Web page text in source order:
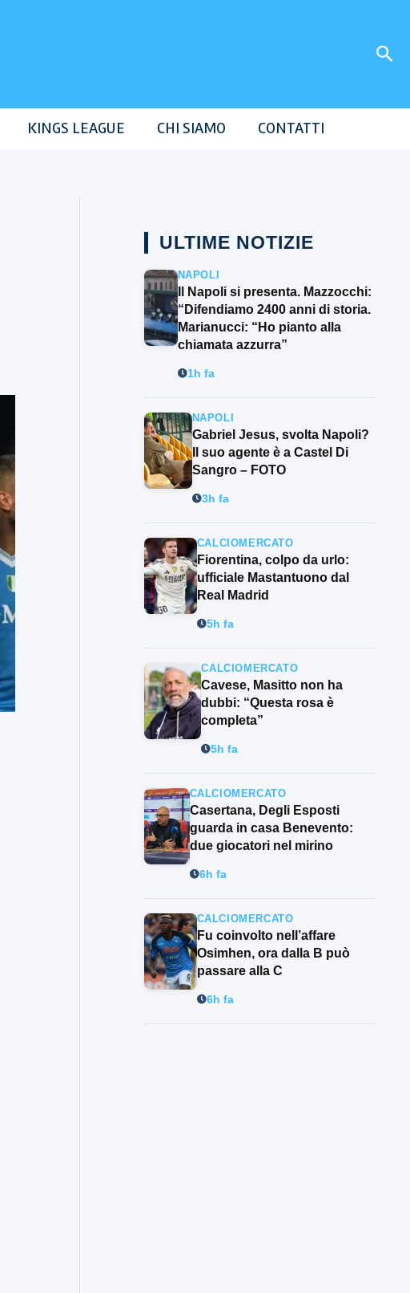
KINGS LEAGUE CHI SIAMO CONTATTI
ULTIME NOTIZIE
NAPOLI
Il Napoli si presenta. Mazzocchi:
“Difendiamo 2400 anni di storia.
Marianucci: “Ho pianto alla
chiamata azzurra”
1h fa
NAPOLI
Gabriel Jesus, svolta Napoli?
Il suo agente è a Castel Di
Sangro – FOTO
3h fa
CALCIOMERCATO
Fiorentina, colpo da urlo:
ufficiale Mastantuono dal
Real Madrid
5h fa
CALCIOMERCATO
Cavese, Masitto non ha
dubbi: “Questa rosa è
completa”
5h fa
CALCIOMERCATO
Casertana, Degli Esposti
guarda in casa Benevento:
due giocatori nel mirino
6h fa
CALCIOMERCATO
Fu coinvolto nell’affare
Osimhen, ora dalla B può
passare alla C
6h fa